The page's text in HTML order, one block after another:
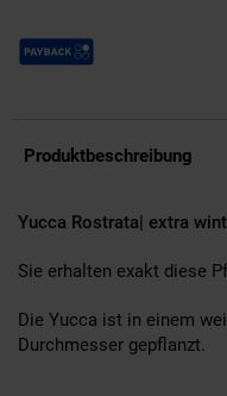
Payback Punkte
Produktbeschreibung
Yucca Rostrata| extra
Sie erhalten exakt diese
Die Yucca ist in einem
Durchmesser gepflanzt.